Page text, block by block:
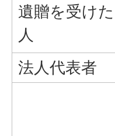
遺贈を受けた
人
法人代表者